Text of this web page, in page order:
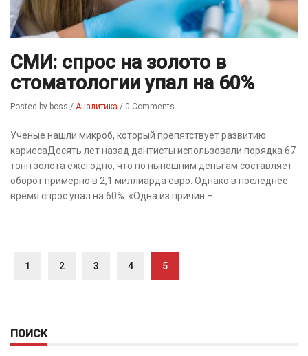
СМИ: спрос на золото в
стоматологии упал на 60%
Posted by boss / Аналитика / 0 Comments
Ученые нашли микроб, который препятствует развитию
кариесаДесять лет назад дантисты использовали порядка 67
тонн золота ежегодно, что по нынешним деньгам составляет
оборот примерно в 2,1 миллиарда евро. Однако в последнее
время спрос упал на 60%. «Одна из причин –
1 2 3 4 5
ПОИСК